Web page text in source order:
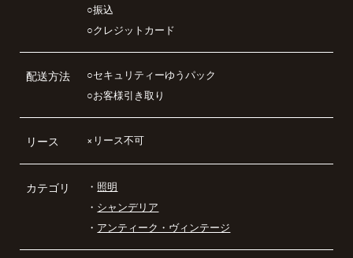
○振込
○クレジットカード
配送方法
○セキュリティーゆうパック
○お客様引き取り
リース ×リース不可
カテゴリ ・ 照明
・ シャンデリア
・ アンティーク・ヴィンテージ